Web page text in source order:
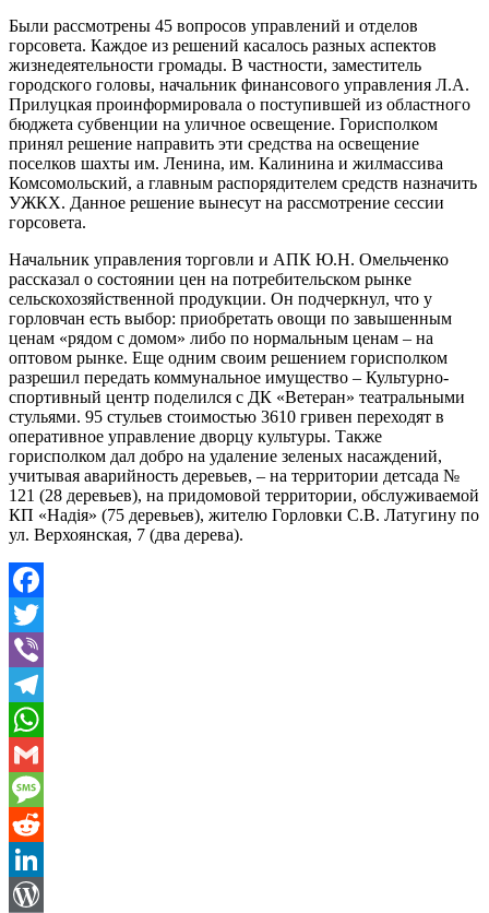
Были рассмотрены 45 вопросов управлений и отделов
горсовета. Каждое из решений касалось разных аспектов
жизнедеятельности громады. В частности, заместитель
городского головы, начальник финансового управления Л.А.
Прилуцкая проинформировала о поступившей из областного
бюджета субвенции на уличное освещение. Горисполком
принял решение направить эти средства на освещение
поселков шахты им. Ленина, им. Калинина и жилмассива
Комсомольский, а главным распорядителем средств назначить
УЖКХ. Данное решение вынесут на рассмотрение сессии
горсовета.
Начальник управления торговли и АПК Ю.Н. Омельченко
рассказал о состоянии цен на потребительском рынке
сельскохозяйственной продукции. Он подчеркнул, что у
горловчан есть выбор: приобретать овощи по завышенным
ценам «рядом с домом» либо по нормальным ценам – на
оптовом рынке. Еще одним своим решением горисполком
разрешил передать коммунальное имущество – Культурно-
спортивный центр поделился с ДК «Ветеран» театральными
стульями. 95 стульев стоимостью 3610 гривен переходят в
оперативное управление дворцу культуры. Также
горисполком дал добро на удаление зеленых насаждений,
учитывая аварийность деревьев, – на территории детсада №
121 (28 деревьев), на придомовой территории, обслуживаемой
КП «Надія» (75 деревьев), жителю Горловки С.В. Латугину по
ул. Верхоянская, 7 (два дерева).
Facebook
Twitter
Viber
Telegram
WhatsApp
Gmail
Message
Reddit
LinkedIn